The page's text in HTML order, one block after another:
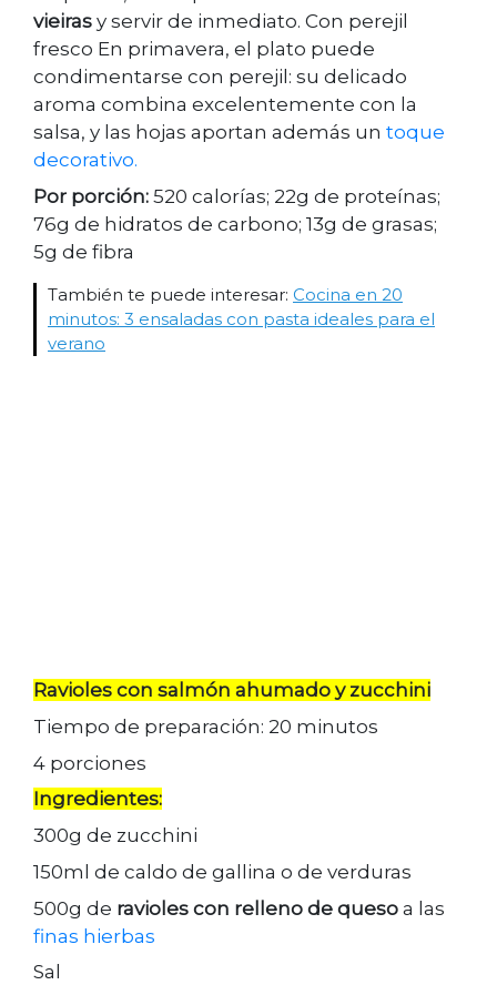
vieiras y servir de inmediato. Con perejil
fresco En primavera, el plato puede
condimentarse con perejil: su delicado
aroma combina excelentemente con la
salsa, y las hojas aportan además un toque
decorativo.
Por porción: 520 calorías; 22g de proteínas;
76g de hidratos de carbono; 13g de grasas;
5g de fibra
También te puede interesar: Cocina en 20
minutos: 3 ensaladas con pasta ideales para el
verano
Ravioles con salmón ahumado y zucchini
Tiempo de preparación: 20 minutos
4 porciones
Ingredientes:
300g de zucchini
150ml de caldo de gallina o de verduras
500g de ravioles con relleno de queso a las
finas hierbas
Sal